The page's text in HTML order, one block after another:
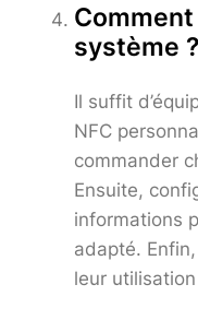
système ?
Il suffit
NFC
commander
Ensuite,
informations
adapté.
leur